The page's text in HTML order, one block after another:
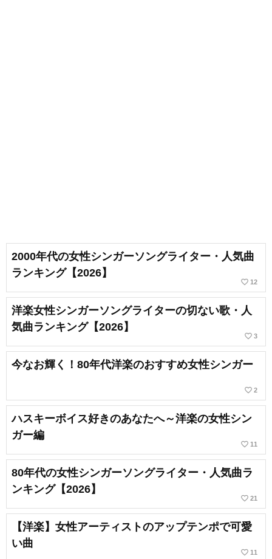
2000年代の女性シンガーソングライター・人気曲
ランキング【2026】
favorite_border 12
洋楽女性シンガーソングライターの切ない歌・人
気曲ランキング【2026】
favorite_border 3
今なお輝く！80年代洋楽のおすすめ女性シンガー
favorite_border 2
ハスキーボイス好きのあなたへ～洋楽の女性シン
ガー編
favorite_border 11
80年代の女性シンガーソングライター・人気曲ラ
ンキング【2026】
favorite_border 21
【洋楽】女性アーティストのアップテンポで可愛
い曲
favorite_border 11